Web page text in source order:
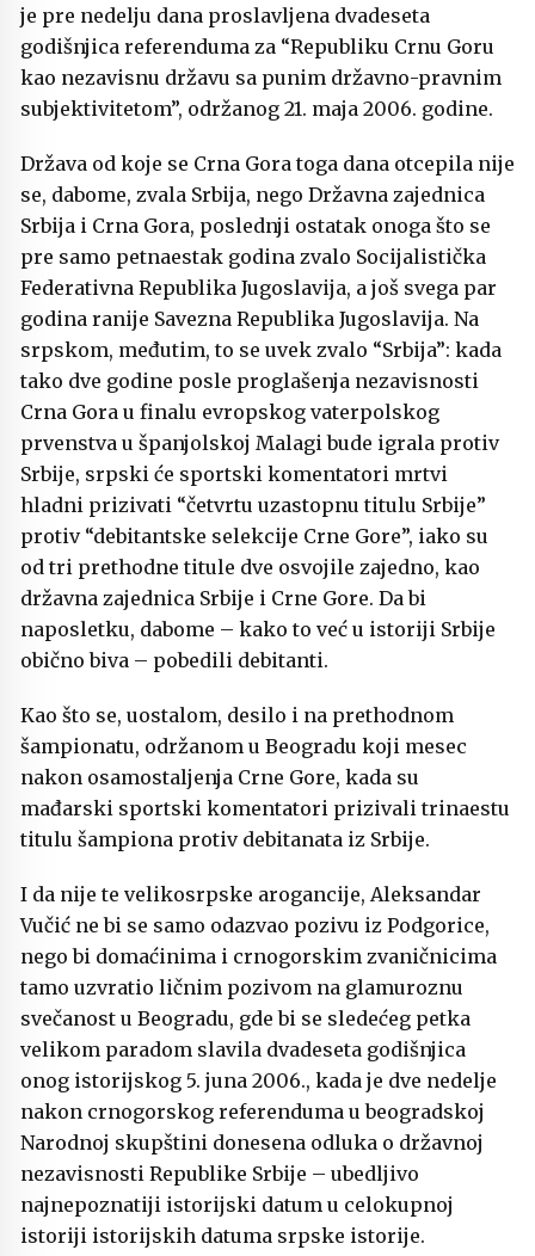
je pre nedelju dana proslavljena dvadeseta
godišnjica referenduma za “Republiku Crnu Goru
kao nezavisnu državu sa punim državno-pravnim
subjektivitetom”, održanog 21. maja 2006. godine.
Država od koje se Crna Gora toga dana otcepila nije
se, dabome, zvala Srbija, nego Državna zajednica
Srbija i Crna Gora, poslednji ostatak onoga što se
pre samo petnaestak godina zvalo Socijalistička
Federativna Republika Jugoslavija, a još svega par
godina ranije Savezna Republika Jugoslavija. Na
srpskom, međutim, to se uvek zvalo “Srbija”: kada
tako dve godine posle proglašenja nezavisnosti
Crna Gora u finalu evropskog vaterpolskog
prvenstva u španjolskoj Malagi bude igrala protiv
Srbije, srpski će sportski komentatori mrtvi
hladni prizivati “četvrtu uzastopnu titulu Srbije”
protiv “debitantske selekcije Crne Gore”, iako su
od tri prethodne titule dve osvojile zajedno, kao
državna zajednica Srbije i Crne Gore. Da bi
naposletku, dabome – kako to već u istoriji Srbije
obično biva – pobedili debitanti.
Kao što se, uostalom, desilo i na prethodnom
šampionatu, održanom u Beogradu koji mesec
nakon osamostaljenja Crne Gore, kada su
mađarski sportski komentatori prizivali trinaestu
titulu šampiona protiv debitanata iz Srbije.
I da nije te velikosrpske arogancije, Aleksandar
Vučić ne bi se samo odazvao pozivu iz Podgorice,
nego bi domaćinima i crnogorskim zvaničnicima
tamo uzvratio ličnim pozivom na glamuroznu
svečanost u Beogradu, gde bi se sledećeg petka
velikom paradom slavila dvadeseta godišnjica
onog istorijskog 5. juna 2006., kada je dve nedelje
nakon crnogorskog referenduma u beogradskoj
Narodnoj skupštini donesena odluka o državnoj
nezavisnosti Republike Srbije – ubedljivo
najnepoznatiji istorijski datum u celokupnoj
istoriji istorijskih datuma srpske istorije.